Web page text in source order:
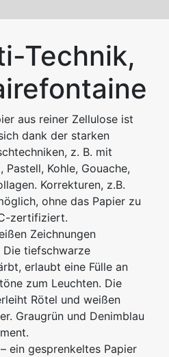
Technik,
aus reiner Zellulose ist
dank der starken
z. B. mit
Kohle, Gouache,
Korrekturen, z.B.
ohne das Papier zu
-zertifiziert.
Zeichnungen
Die tiefschwarze
erlaubt eine Fülle an
zum Leuchten. Die
Rötel und weißen
Graugrün und Denimblau
ein gesprenkeltes Papier